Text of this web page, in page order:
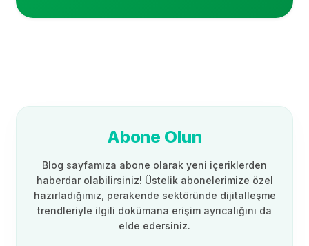
Abone Olun
Blog sayfamıza abone olarak yeni içeriklerden
haberdar olabilirsiniz! Üstelik abonelerimize özel
hazırladığımız, perakende sektöründe dijitalleşme
trendleriyle ilgili dokümana erişim ayrıcalığını da
elde edersiniz.